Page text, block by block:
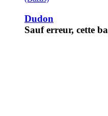
Dudon
Sauf erreur, cette